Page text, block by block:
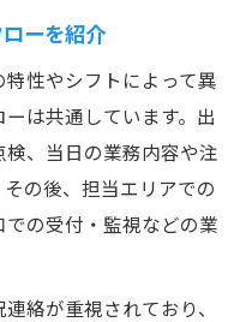
ーを紹介
性やシフトによって異
は共通しています。出
、当日の業務内容や注
の後、担当エリアでの
の受付・監視などの業
絡が重視されており、